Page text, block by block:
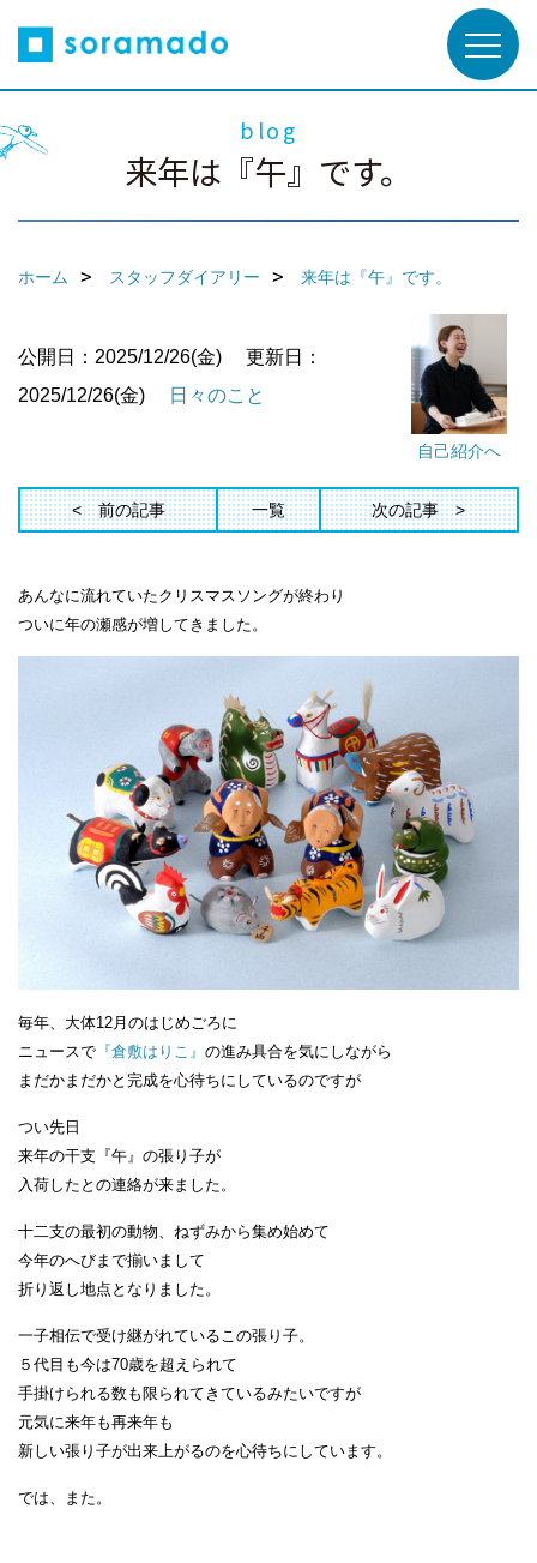
blog
来年は『午』です。
ホーム スタッフダイアリー 来年は『午』です。
自己紹介へ
公開日：2025/12/26(金)
更新日：
2025/12/26(金)
日々のこと
前の記事 一覧 次の記事
あんなに流れていたクリスマスソングが終わり
ついに年の瀬感が増してきました。
毎年、大体12月のはじめごろに
ニュースで 『倉敷はりこ』 の進み具合を気にしながら
まだかまだかと完成を心待ちにしているのですが
つい先日
来年の干支『午』の張り子が
入荷したとの連絡が来ました。
十二支の最初の動物、ねずみから集め始めて
今年のへびまで揃いまして
折り返し地点となりました。
一子相伝で受け継がれているこの張り子。
５代目も今は70歳を超えられて
手掛けられる数も限られてきているみたいですが
元気に来年も再来年も
新しい張り子が出来上がるのを心待ちにしています。
では、また。